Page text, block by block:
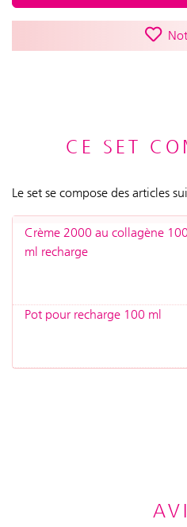
CE SET
Le set se compose des articles
Crème 2000 au collagène 100
ml recharge
Pot pour recharge 100 ml